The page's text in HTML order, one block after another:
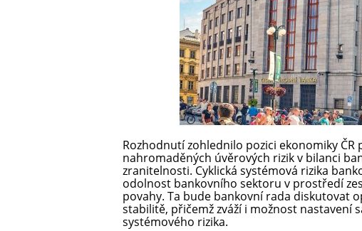
Rozhodnutí zohlednilo pozici ekonomiky
nahromaděných úvěrových rizik v bilanci
zranitelnosti. Cyklická systémová rizika
odolnost bankovního sektoru v prostředí
povahy. Ta bude bankovní rada diskutovat
stabilitě, přičemž zváží i možnost nastavení
systémového rizika.